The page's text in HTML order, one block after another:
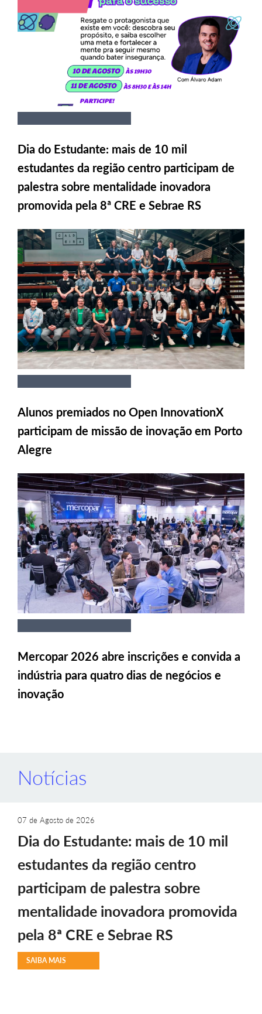
Dia do Estudante: mais de 10 mil
estudantes da região centro participam de
palestra sobre mentalidade inovadora
promovida pela 8ª CRE e Sebrae RS
Alunos premiados no Open InnovationX
participam de missão de inovação em Porto
Alegre
Mercopar 2026 abre inscrições e convida a
indústria para quatro dias de negócios e
inovação
Notícias
07 de Agosto de 2026
Dia do Estudante: mais de 10 mil
estudantes da região centro
participam de palestra sobre
mentalidade inovadora promovida
pela 8ª CRE e Sebrae RS
SAIBA MAIS